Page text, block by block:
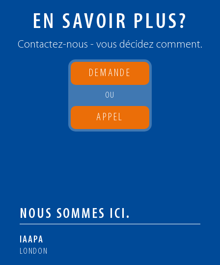
EN SAVOIR PLUS?
Contactez-nous - vous décidez comment.
DEMANDE
OU
APPEL
NOUS SOMMES ICI.
IAAPA
LONDON